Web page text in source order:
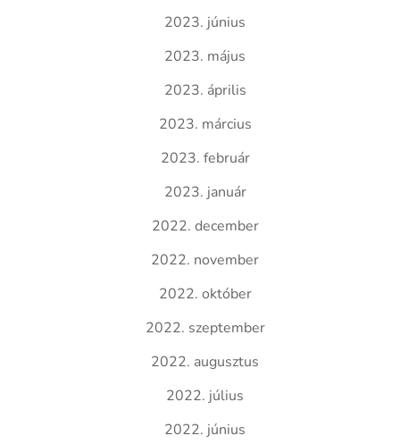
2023. június
2023. május
2023. április
2023. március
2023. február
2023. január
2022. december
2022. november
2022. október
2022. szeptember
2022. augusztus
2022. július
2022. június